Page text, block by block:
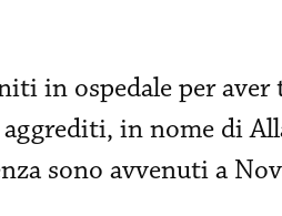
in ospedale per
in nome di
sono avvenuti a